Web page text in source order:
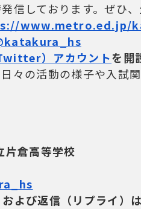
信しております。ぜひ
www.metro.ed.jp/
）アカウントを開
々の活動の様子や入試
片倉高等学校
よび返信（リプライ）